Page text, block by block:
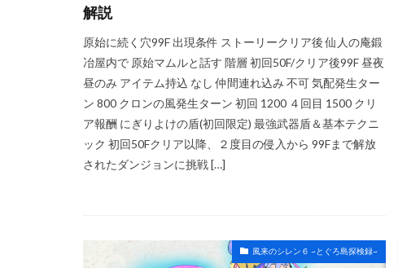
解説
原始に続く穴99F 出現条件 ストーリークリア後 仙人の庵鍛
冶屋内で 原始マムルと話す 階層 初回50F/クリア後99F 昼夜
昼のみ アイテム持込 なし 仲間連れ込み 不可 気配発生ター
ン 800 クロンの風発生ターン 初回 1200 ４回目 1500 クリ
ア報酬 にぎりよけの盾(初回限定) 最強武器盾＆基本テクニ
ック 初回50Fクリア以降、２度目の侵入から 99Fまで解放
されたダンジョンに挑戦 […]
風来のシレン６ ~とぐろ島探検録~